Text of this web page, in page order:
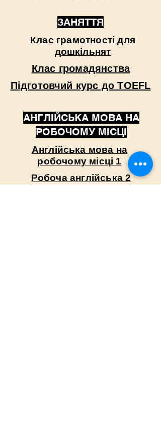
ЗАНЯТТЯ
Клас грамотності для
дошкільнят
Клас громадянства
Підготовчий курс до TOEFL
АНГЛІЙСЬКА МОВА НА
РОБОЧОМУ МІСЦІ
Англійська мова на
робочому місці 1
Робоча англійська 2